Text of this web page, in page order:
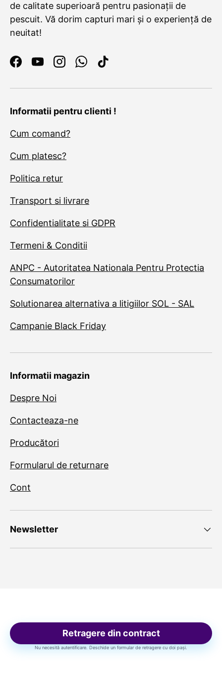
de calitate superioară pentru pasionații de
pescuit. Vă dorim capturi mari și o experiență de
neuitat!
Facebook
YouTubeInstagram
WhatsApp
TikTok
Informatii pentru clienti !
Cum comand?
Cum platesc?
Politica retur
Transport si livrare
Confidentialitate si GDPR
Termeni & Conditii
ANPC - Autoritatea Nationala Pentru Protectia
Consumatorilor
Solutionarea alternativa a litigiilor SOL - SAL
Campanie Black Friday
Informatii magazin
Despre Noi
Contacteaza-ne
Producători
Formularul de returnare
Cont
Newsletter
Retragere din contract
Nu necesită autentificare. Deschide un formular de retragere cu doi pași.